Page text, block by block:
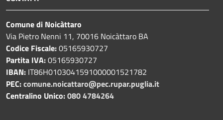
Comune di Noicàttaro
Via Pietro Nenni 11, 70016 Noicàttaro BA
Codice Fiscale:05165930727
Partita IVA:05165930727
IBAN: IT86H0103041591000001521782
PEC:comune.noicattaro@pec.rupar.puglia.it
Centralino Unico:080 4784264